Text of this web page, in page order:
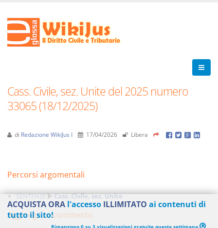
Cass. Civile, sez. Unite del 2025 numero
33065 (18/12/2025)
di Redazione WikiJus I 17/04/2026 Libera
Percorsi argomentali
SENTENZE Cass. Civile, sez. Unite
Aggiungi un commento
ACQUISTA ORA l'accesso ILLIMITATO ai contenuti di
tutto il sito!
Rimangono 0 su 3 visualizzazioni gratuite questa settimana.